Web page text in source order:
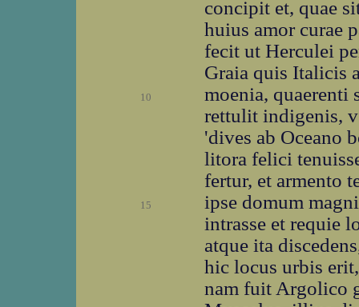
concipit et, quae
huius amor curae
fecit ut Herculei
Graia quis Italicis
10
moenia, quaerenti
rettulit indigenis,
'dives ab Oceano
litora felici
fertur, et armento
15
ipse domum
intrasse et requie
atque ita
hic locus urbis
nam fuit Argolico